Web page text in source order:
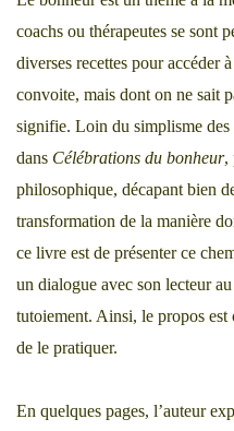
coachs ou thérapeutes se sont
diverses recettes pour accéder
convoite, mais dont on ne sait
signifie. Loin du simplisme des
dans Célébrations du bonheur,
philosophique, décapant bien
transformation de la manière
ce livre est de présenter ce
un dialogue avec son lecteur
tutoiement. Ainsi, le propos
de le pratiquer.
En quelques pages, l’auteur